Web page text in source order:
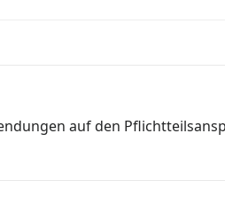
auf den